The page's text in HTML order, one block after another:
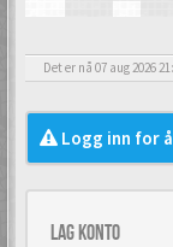
Det er nå 07 aug 2026
Logg inn for
Lag konto